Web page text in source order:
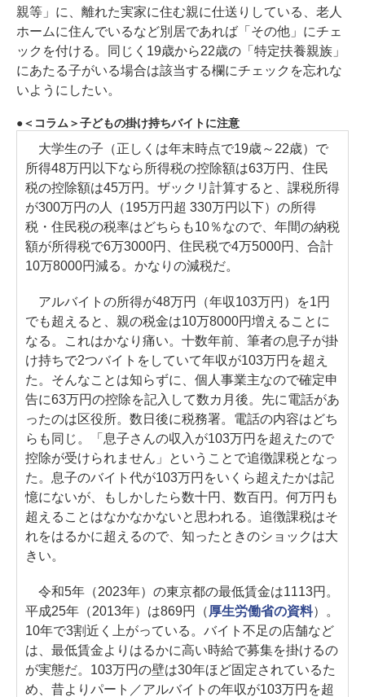
親等」に、離れた実家に住む親に仕送りしている、老人
ホームに住んでいるなど別居であれば「その他」にチェ
ックを付ける。同じく19歳から22歳の「特定扶養親族」
にあたる子がいる場合は該当する欄にチェックを忘れな
いようにしたい。
＜コラム＞子どもの掛け持ちバイトに注意
大学生の子（正しくは年末時点で19歳～22歳）で
所得48万円以下なら所得税の控除額は63万円、住民
税の控除額は45万円。ザックリ計算すると、課税所得
が300万円の人（195万円超 330万円以下）の所得
税・住民税の税率はどちらも10％なので、年間の納税
額が所得税で6万3000円、住民税で4万5000円、合計
10万8000円減る。かなりの減税だ。
アルバイトの所得が48万円（年収103万円）を1円
でも超えると、親の税金は10万8000円増えることに
なる。これはかなり痛い。十数年前、筆者の息子が掛
け持ちで2つバイトをしていて年収が103万円を超え
た。そんなことは知らずに、個人事業主なので確定申
告に63万円の控除を記入して数カ月後。先に電話があ
ったのは区役所。数日後に税務署。電話の内容はどち
らも同じ。「息子さんの収入が103万円を超えたので
控除が受けられません」ということで追徴課税となっ
た。息子のバイト代が103万円をいくら超えたかは記
憶にないが、もしかしたら数十円、数百円。何万円も
超えることはなかなかないと思われる。追徴課税はそ
れをはるかに超えるので、知ったときのショックは大
きい。
令和5年（2023年）の東京都の最低賃金は1113円。
平成25年（2013年）は869円（ 厚生労働省の資料）。
10年で3割近く上がっている。バイト不足の店舗など
は、最低賃金よりはるかに高い時給で募集を掛けるの
が実態だ。103万円の壁は30年ほど固定されているた
め、昔よりパート／アルバイトの年収が103万円を超